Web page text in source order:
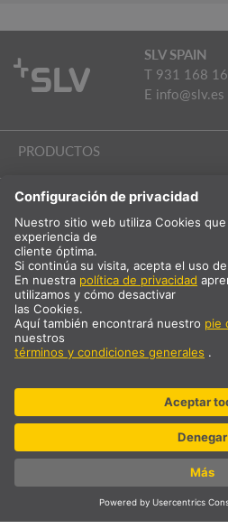
SLV SPAIN
T 931 168
E info@slv.es
PRODUCTOS
ILUMINACIÓN AMBIENTAL
EMPRESA Y SERVICIO TÉCNICO
Selección
* más 21 % de IVA y gastos de
comerciales /
© SLV Germany 2026.
Configuración de las «cookies»
Aviso legal